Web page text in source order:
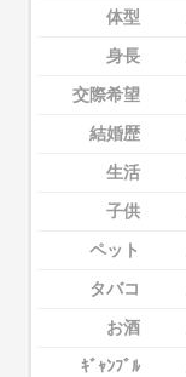
体型
身長
交際希望
結婚歴
生活
子供
ペット
タバコ
お酒
ｷﾞｬﾝﾌﾞﾙ